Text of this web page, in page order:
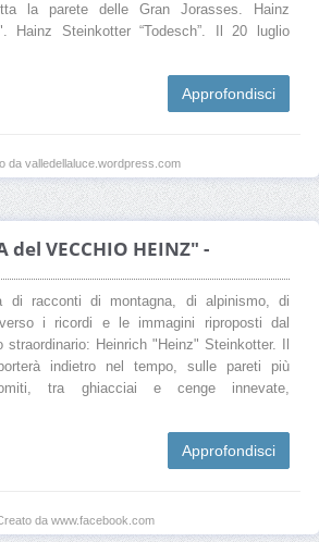
la parete delle Gran Jorasses. Hainz
Hainz Steinkotter “Todesch”. Il 20 luglio
Approfondisci
da valledellaluce.wordpress.com
del VECCHIO HEINZ" -
di racconti di montagna, di alpinismo, di
i ricordi e le immagini riproposti dal
straordinario: Heinrich "Heinz" Steinkotter. Il
indietro nel tempo, sulle pareti più
tra ghiacciai e cenge innevate,
Approfondisci
da www.facebook.com